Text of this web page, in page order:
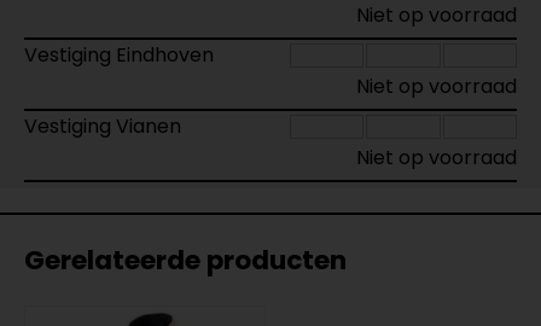
Niet op voorraad
Vestiging Eindhoven
Niet op voorraad
Vestiging Vianen
Niet op voorraad
Gerelateerde producten